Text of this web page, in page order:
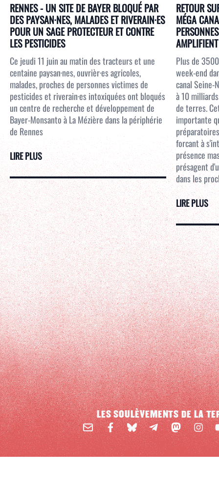
RENNES - UN SITE DE BAYER BLOQUÉ PAR
DES PAYSAN·NES, MALADES ET RIVERAIN·ES
POUR UN SAGE PROTECTEUR ET CONTRE
LES PESTICIDES
Ce jeudi 11 juin au matin des tracteurs et une
centaine paysan·nes, ouvrièr·es agricoles,
malades, proches de personnes victimes de
pesticides et riverain·es intoxiquées ont bloqués
un centre de recherche et développement de
Bayer-Monsanto à La Mézière dans la périphérie
de Rennes
LIRE PLUS
RETOUR
MÉGA
Plus de
week-end
canal Seine-
à 10
de terres.
importante
forcant à
présence
présagent
dans les
LIRE PLUS
Email FacebookBlueSky Mastodon
LES SOULÈVEMENTS DE LA